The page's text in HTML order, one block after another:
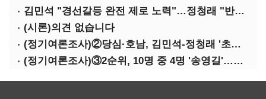
김민석 "경선갈등 완전 제로 노력"…정청래 "반명 공세 사과부터"
(시론)의견 없습니다
(정기여론조사)②당심·호남, 김민석-정청래 '초접전'
(정기여론조사)③2순위, 10명 중 4명 '송영길'…정청래 '한 자릿수'